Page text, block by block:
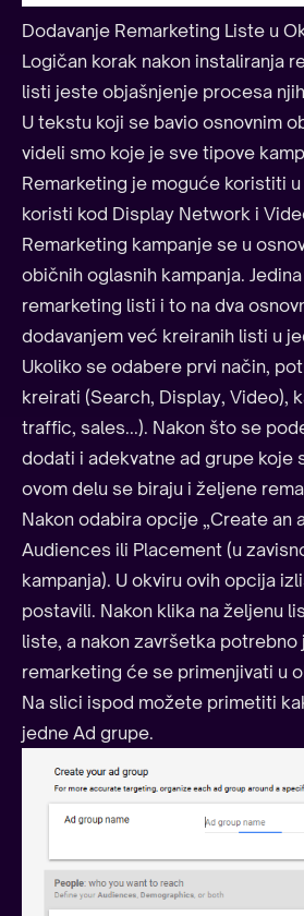
Dodavanje Remarketing Liste u
Logičan korak nakon instaliranja
listi jeste objašnjenje procesa
U tekstu koji se bavio osnovnim
videli smo koje je sve tipove
Remarketing je moguće koristiti
koristi kod Display Network i
Remarketing kampanje se u
običnih oglasnih kampanja.
remarketing listi i to na dva
dodavanjem već kreiranih listi u
Ukoliko se odabere prvi način,
kreirati (Search, Display, Video),
traffic, sales...). Nakon što se
dodati i adekvatne ad grupe koje
ovom delu se biraju i željene
Nakon odabira opcije „Create an
Audiences ili Placement (u
kampanja). U okviru ovih opcija
postavili. Nakon klika na željenu
liste, a nakon završetka
remarketing će se primenjivati u
Na slici ispod možete primetiti
jedne Ad grupe.